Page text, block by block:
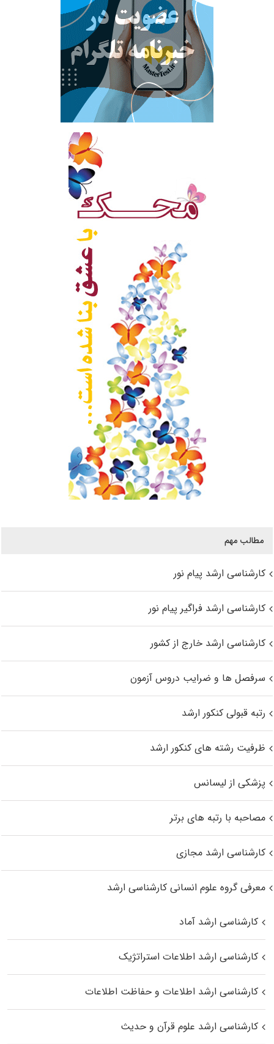
مطالب مهم
کارشناسی ارشد پیام نور
کارشناسی ارشد فراگیر پیام نور
کارشناسی ارشد خارج از کشور
سرفصل ها و ضرایب دروس آزمون
رتبه قبولی کنکور ارشد
ظرفیت رشته های کنکور ارشد
پزشکی از لیسانس
مصاحبه با رتبه های برتر
کارشناسی ارشد مجازی
معرفی گروه علوم انسانی کارشناسی ارشد
کارشناسی ارشد آماد
کارشناسی ارشد اطلاعات استراتژیک
کارشناسی ارشد اطلاعات و حفاظت اطلاعات
کارشناسی ارشد علوم قرآن و حدیث